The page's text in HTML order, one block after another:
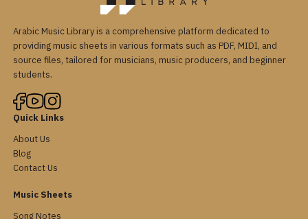
Arabic Music Library is a comprehensive platform dedicated to
providing music sheets in various formats such as PDF, MIDI, and
source files, tailored for musicians, music producers, and beginner
students.
Quick Links
About Us
Blog
Contact Us
Music Sheets
Song Notes